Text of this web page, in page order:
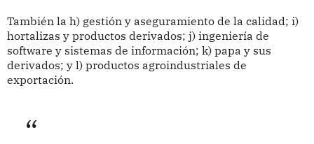
También la h) gestión y aseguramiento de la calidad; i)
hortalizas y productos derivados; j) ingeniería de
software y sistemas de información; k) papa y sus
derivados; y l) productos agroindustriales de
exportación.